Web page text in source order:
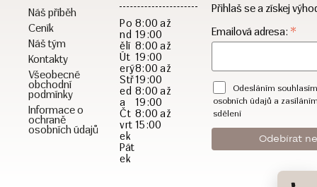
Náš příběh
Ceník
Náš tým
Kontakty
Všeobecné
obchodní
podmínky
Informace o
ochraně
osobních údajů
Po
nd
ělí
Út
erý
Stř
ed
a
Čt
vrt
ek
Pát
ek
8:00 až
19:00
8:00 až
19:00
8:00 až
19:00
8:00 až
19:00
8:00 až
15:00
Přihlaš se a získej
Emailová adresa: *
Odesláním
osobních údajů a
sdělení